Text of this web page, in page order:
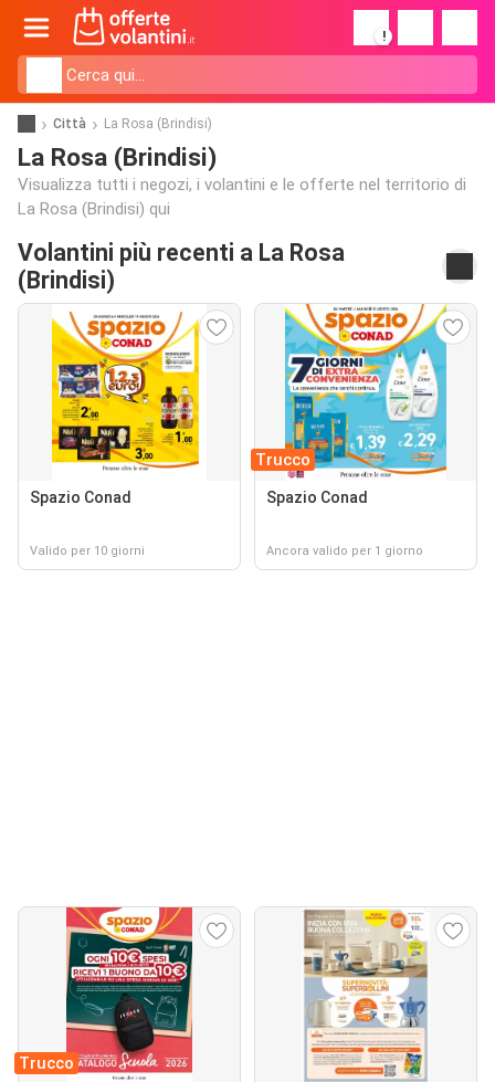
!
Città La Rosa (Brindisi)
La Rosa (Brindisi)
Visualizza tutti i negozi, i volantini e le offerte nel territorio di
La Rosa (Brindisi) qui
Volantini più recenti a La Rosa
(Brindisi)
Spazio Conad
Valido per 10 giorni
Trucco
Spazio Conad
Ancora valido per 1 giorno
Trucco